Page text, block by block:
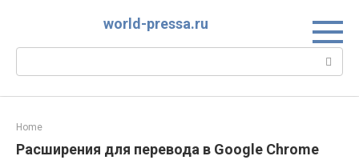
world-pressa.ru
Поиск:
Home
Расширения для перевода в Google Chrome